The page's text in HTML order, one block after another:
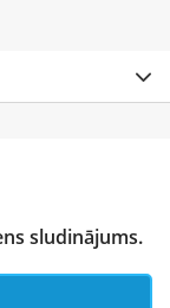
sludinājums.